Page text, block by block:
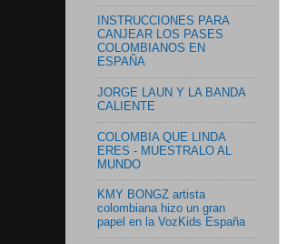
INSTRUCCIONES PARA
CANJEAR LOS PASES
COLOMBIANOS EN
ESPAÑA
JORGE LAUN Y LA BANDA
CALIENTE
COLOMBIA QUE LINDA
ERES - MUESTRALO AL
MUNDO
KMY BONGZ artista
colombiana hizo un gran
papel en la VozKids España